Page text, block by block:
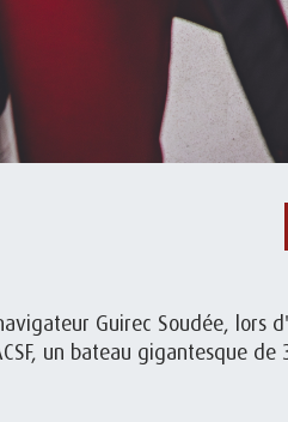
Guirec Soudée,
un bateau gigantesque